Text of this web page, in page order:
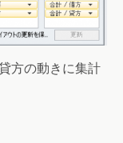
方の動きに集計